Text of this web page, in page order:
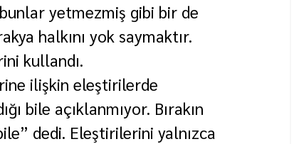
yetmezmiş gibi bir de
halkını yok saymaktır.
kullandı.
ilişkin eleştirilerde
bile açıklanmıyor. Bırakın
dedi. Eleştirilerini yalnızca